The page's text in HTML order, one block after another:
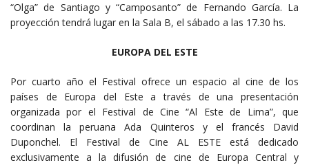
“Olga” de Santiago y “Camposanto” de Fernando García. La
proyección tendrá lugar en la Sala B, el sábado a las 17.30 hs.
EUROPA DEL ESTE
Por cuarto año el Festival ofrece un espacio al cine de los
países de Europa del Este a través de una presentación
organizada por el Festival de Cine “Al Este de Lima”, que
coordinan la peruana Ada Quinteros y el francés David
Duponchel. El Festival de Cine AL ESTE está dedicado
exclusivamente a la difusión de cine de Europa Central y